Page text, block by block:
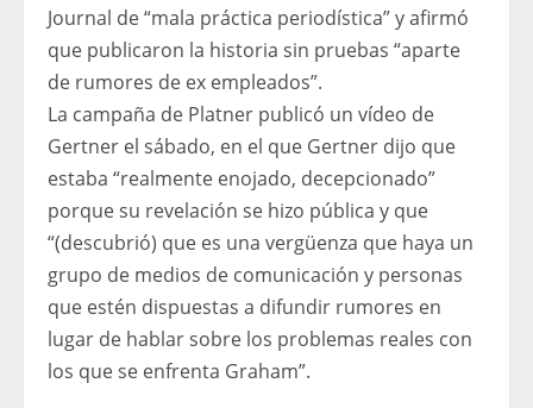
Journal de “mala práctica periodística” y afirmó
que publicaron la historia sin pruebas “aparte
de rumores de ex empleados”.
La campaña de Platner publicó un vídeo de
Gertner el sábado, en el que Gertner dijo que
estaba “realmente enojado, decepcionado”
porque su revelación se hizo pública y que
“(descubrió) que es una vergüenza que haya un
grupo de medios de comunicación y personas
que estén dispuestas a difundir rumores en
lugar de hablar sobre los problemas reales con
los que se enfrenta Graham”.